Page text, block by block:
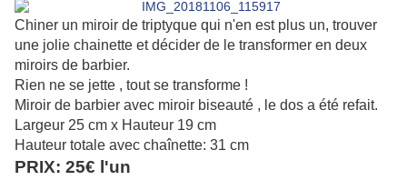
Chiner un miroir de triptyque qui n'en est plus un, trouver
une jolie chainette et décider de le transformer en deux
miroirs de barbier.
Rien ne se jette , tout se transforme !
Miroir de barbier avec miroir biseauté , le dos a été refait.
Largeur 25 cm x Hauteur 19 cm
Hauteur totale avec chaînette: 31 cm
PRIX: 25€ l'un